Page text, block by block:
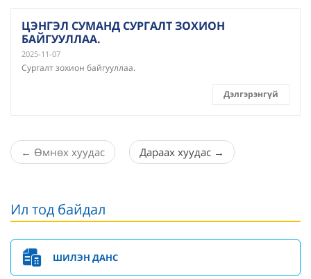
ЦЭНГЭЛ СУМАНД СУРГАЛТ ЗОХИОН
БАЙГУУЛЛАА.
2025-11-07
Сургалт зохион байгууллаа.
Дэлгэрэнгүй
← Өмнөх хуудас Дараах хуудас →
Ил тод байдал
ШИЛЭН ДАНС